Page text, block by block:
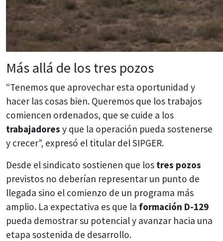
Más allá de los tres pozos
“Tenemos que aprovechar esta oportunidad y
hacer las cosas bien. Queremos que los trabajos
comiencen ordenados, que se cuide a los
trabajadores y que la operación pueda sostenerse
y crecer”, expresó el titular del SIPGER.
Desde el sindicato sostienen que los tres pozos
previstos no deberían representar un punto de
llegada sino el comienzo de un programa más
amplio. La expectativa es que la formación D-129
pueda demostrar su potencial y avanzar hacia una
etapa sostenida de desarrollo.